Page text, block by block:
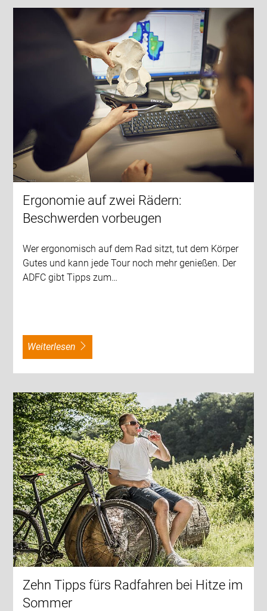
Ergonomie auf zwei Rädern:
Beschwerden vorbeugen
Wer ergonomisch auf dem Rad sitzt, tut dem Körper
Gutes und kann jede Tour noch mehr genießen. Der
ADFC gibt Tipps zum…
weiterlesen
Zehn Tipps fürs Radfahren bei Hitze im
Sommer